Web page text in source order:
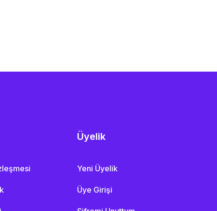
Üyelik
Yeni Üyelik
Üye Girişi